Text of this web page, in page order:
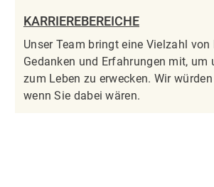
KARRIEREBEREICHE
Unser Team bringt eine Vielzahl von
Gedanken und Erfahrungen mit, um
zum Leben zu erwecken. Wir
wenn Sie dabei wären.